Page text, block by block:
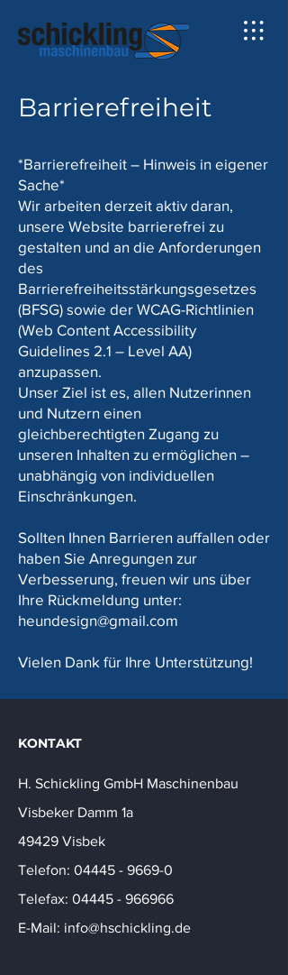
Barrierefreiheit
*Barrierefreiheit – Hinweis in eigener
Sache*
Wir arbeiten derzeit aktiv daran,
unsere Website barrierefrei zu
gestalten und an die Anforderungen
des
Barrierefreiheitsstärkungsgesetzes
(BFSG) sowie der WCAG-Richtlinien
(Web Content Accessibility
Guidelines 2.1 – Level AA)
anzupassen.
Unser Ziel ist es, allen Nutzerinnen
und Nutzern einen
gleichberechtigten Zugang zu
unseren Inhalten zu ermöglichen –
unabhängig von individuellen
Einschränkungen.
Sollten Ihnen Barrieren auffallen oder
haben Sie Anregungen zur
Verbesserung, freuen wir uns über
Ihre Rückmeldung unter:
heundesign@gmail.com
Vielen Dank für Ihre Unterstützung!
KONTAKT
H. Schickling GmbH Maschinenbau
Visbeker Damm 1a
49429 Visbek
Telefon: 04445 - 9669-0
Telefax: 04445 - 966966
E-Mail: info@hschickling.de